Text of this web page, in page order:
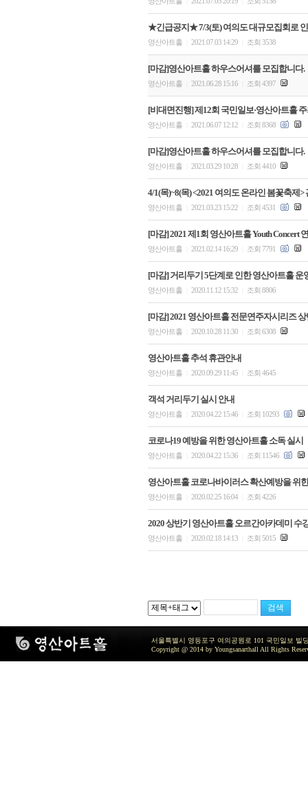
★긴급공지★ 7/3(토) 여의도 대규모집회로
영산아트홀 2021.07.03 14:29 조회 3538
[마감]영산아트홀 하우스어셔를 모집합니다.
영산아트홀 2021.06.28 15:16 조회 4397
[비대면진행] 제12회 국민일보·영산아트홀
영산아트홀 2021.06.07 12:12 조회 8368
[마감]영산아트홀 하우스어셔를 모집합니다.
영산아트홀 2021.03.29 10:28 조회 4410
4/1(목)~8(목) <2021 여의도 온라인 봄꽃축제
영산아트홀 2021.03.23 15:22 조회 4531
[마감] 2021 제1회 영산아트홀 Youth Concert
영산아트홀 2021.02.14 16:29 조회 7791
[마감] 거리두기 5단계로 인한 영산아트홀 운
영산아트홀 2020.11.12 15:32 조회 8806
[마감] 2021 영산아트홀 전문연주자시리즈
영산아트홀 2020.10.28 11:30 조회 6308
영산아트홀 추석 휴관안내
영산아트홀 2020.09.29 11:45 조회 4645
객석 거리두기 실시 안내
영산아트홀 2020.04.22 15:46 조회 10293
코로나19 예방을 위한 영산아트홀 소독 실시
영산아트홀 2020.04.22 15:36 조회 11546
영산아트홀 코로나바이러스 확산예방을 위
영산아트홀 2020.02.25 16:04 조회 4226
2020 상반기 영산아트홀 오르간아카데미 수
영산아트홀 2020.02.18 14:13 조회 5015
서울특별시 영등포구 여의공원로 101 국민일보 빌
Copyright @ 2014 by Youngsanarthall All Rights